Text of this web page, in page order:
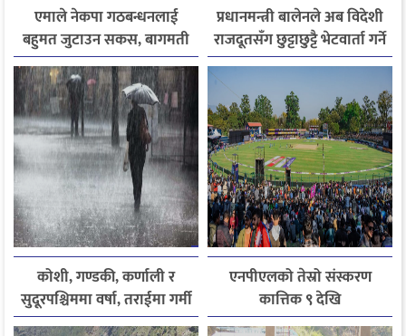
एमाले नेकपा गठबन्धनलाई
बहुमत जुटाउन सकस, बागमती
सरकार पुनर्गठन अन्योलमा
प्रधानमन्त्री बालेनले अब विदेशी
राजदूतसँग छुट्टाछुट्टै भेटवार्ता गर्ने
कोशी, गण्डकी, कर्णाली र
सुदूरपश्चिममा वर्षा, तराईमा गर्मी
बढ्ने अनुमान
एनपीएलको तेस्रो संस्करण
कात्तिक ९ देखि